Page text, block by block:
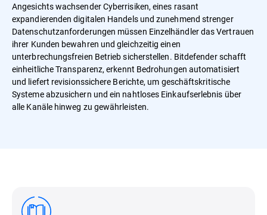
Angesichts wachsender Cyberrisiken, eines rasant
expandierenden digitalen Handels und zunehmend strenger
Datenschutzanforderungen müssen Einzelhändler das Vertrauen
ihrer Kunden bewahren und gleichzeitig einen
unterbrechungsfreien Betrieb sicherstellen. Bitdefender schafft
einheitliche Transparenz, erkennt Bedrohungen automatisiert
und liefert revisionssichere Berichte, um geschäftskritische
Systeme abzusichern und ein nahtloses Einkaufserlebnis über
alle Kanäle hinweg zu gewährleisten.